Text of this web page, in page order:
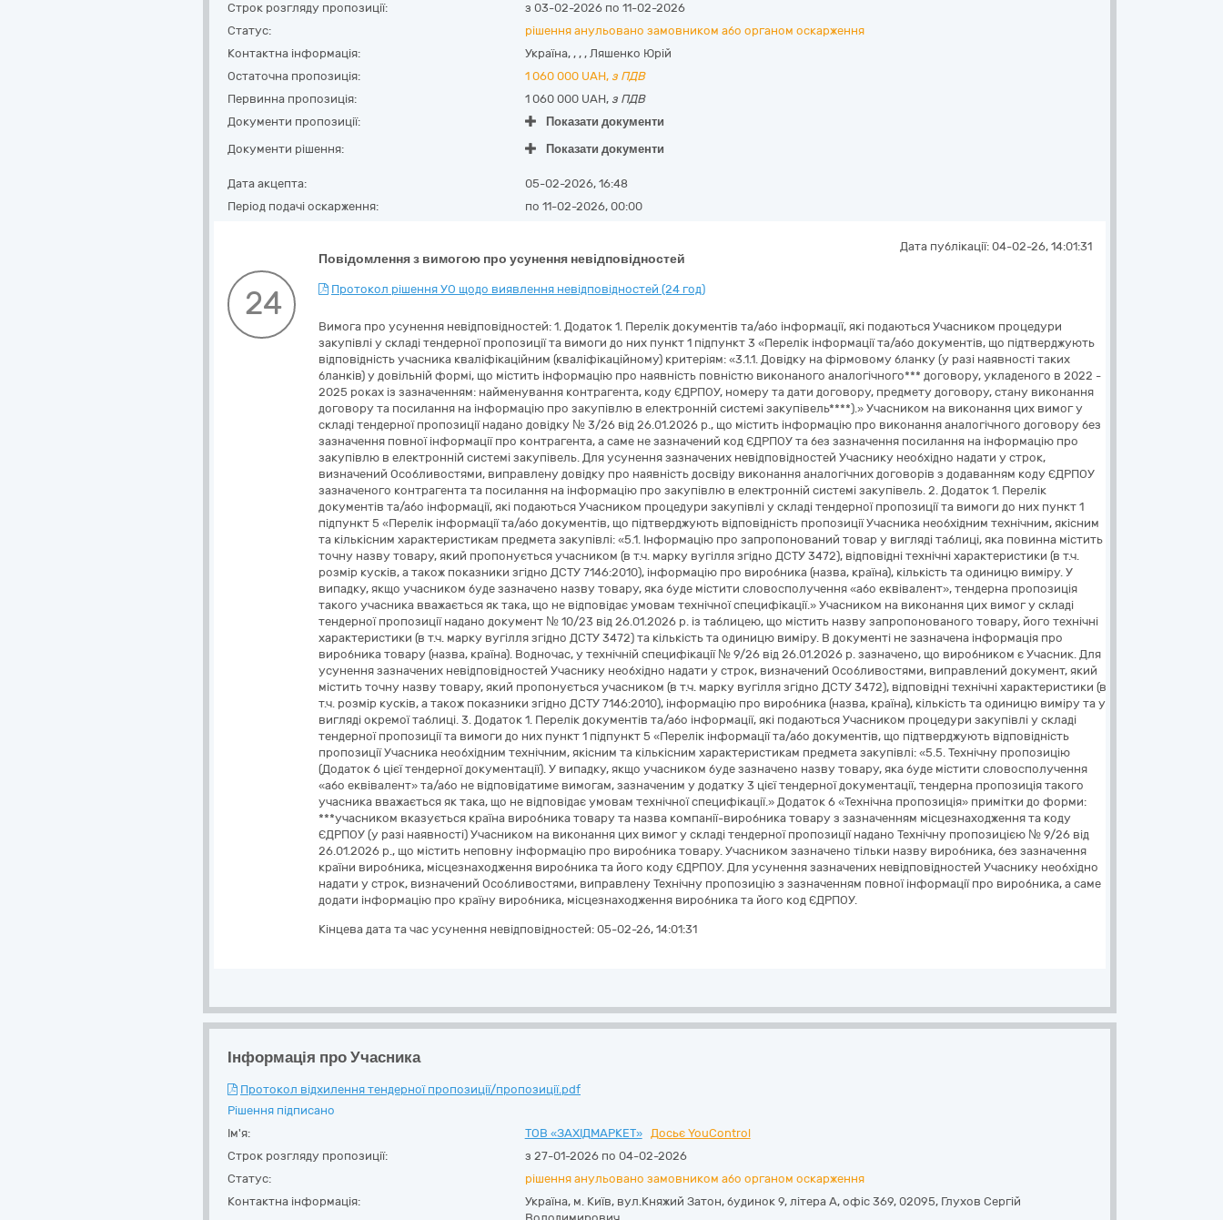
Строк розгляду пропозиції:
з 03-02-2026 по 11-02-2026
Статус:
рішення анульовано замовником або органом оскарження
Контактна інформація:
Україна, , , , Ляшенко Юрій
Остаточна пропозиція:
1 060 000 UAH, з ПДВ
Первинна пропозиція:
1 060 000 UAH, з ПДВ
Документи пропозиції:
Показати документи
Документи рішення:
Показати документи
Дата акцепта:
05-02-2026, 16:48
Період подачі оскарження:
по 11-02-2026, 00:00
Повідомлення з вимогою про усунення невідповідностей
Дата публікації: 04-02-26, 14:01:31
24 Протокол рішення УО щодо виявлення невідповідностей (24 год)
Вимога про усунення невідповідностей: 1. Додаток 1. Перелік документів та/або інформації, які подаються Учасником процедури
закупівлі у складі тендерної пропозиції та вимоги до них пункт 1 підпункт 3 «Перелік інформації та/або документів, що підтверджують
відповідність учасника кваліфікаційним (кваліфікаційному) критеріям: «3.1.1. Довідку на фірмовому бланку (у разі наявності таких
бланків) у довільній формі, що містить інформацію про наявність повністю виконаного аналогічного*** договору, укладеного в 2022 -
2025 роках із зазначенням: найменування контрагента, коду ЄДРПОУ, номеру та дати договору, предмету договору, стану виконання
договору та посилання на інформацію про закупівлю в електронній системі закупівель****).» Учасником на виконання цих вимог у
складі тендерної пропозиції надано довідку № 3/26 від 26.01.2026 р., що містить інформацію про виконання аналогічного договору без
зазначення повної інформації про контрагента, а саме не зазначений код ЄДРПОУ та без зазначення посилання на інформацію про
закупівлю в електронній системі закупівель. Для усунення зазначених невідповідностей Учаснику необхідно надати у строк,
визначений Особливостями, виправлену довідку про наявність досвіду виконання аналогічних договорів з додаванням коду ЄДРПОУ
зазначеного контрагента та посилання на інформацію про закупівлю в електронній системі закупівель. 2. Додаток 1. Перелік
документів та/або інформації, які подаються Учасником процедури закупівлі у складі тендерної пропозиції та вимоги до них пункт 1
підпункт 5 «Перелік інформації та/або документів, що підтверджують відповідність пропозиції Учасника необхідним технічним, якісним
та кількісним характеристикам предмета закупівлі: «5.1. Інформацію про запропонований товар у вигляді таблиці, яка повинна містить
точну назву товару, який пропонується учасником (в т.ч. марку вугілля згідно ДСТУ 3472), відповідні технічні характеристики (в т.ч.
розмір кусків, а також показники згідно ДСТУ 7146:2010), інформацію про виробника (назва, країна), кількість та одиницю виміру. У
випадку, якщо учасником буде зазначено назву товару, яка буде містити словосполучення «або еквівалент», тендерна пропозиція
такого учасника вважається як така, що не відповідає умовам технічної специфікації.» Учасником на виконання цих вимог у складі
тендерної пропозиції надано документ № 10/23 від 26.01.2026 р. із таблицею, що містить назву запропонованого товару, його технічні
характеристики (в т.ч. марку вугілля згідно ДСТУ 3472) та кількість та одиницю виміру. В документі не зазначена інформація про
виробника товару (назва, країна). Водночас, у технічній специфікації № 9/26 від 26.01.2026 р. зазначено, що виробником є Учасник. Для
усунення зазначених невідповідностей Учаснику необхідно надати у строк, визначений Особливостями, виправлений документ, який
містить точну назву товару, який пропонується учасником (в т.ч. марку вугілля згідно ДСТУ 3472), відповідні технічні характеристики (в
т.ч. розмір кусків, а також показники згідно ДСТУ 7146:2010), інформацію про виробника (назва, країна), кількість та одиницю виміру та у
вигляді окремої таблиці. 3. Додаток 1. Перелік документів та/або інформації, які подаються Учасником процедури закупівлі у складі
тендерної пропозиції та вимоги до них пункт 1 підпункт 5 «Перелік інформації та/або документів, що підтверджують відповідність
пропозиції Учасника необхідним технічним, якісним та кількісним характеристикам предмета закупівлі: «5.5. Технічну пропозицію
(Додаток 6 цієї тендерної документації). У випадку, якщо учасником буде зазначено назву товару, яка буде містити словосполучення
«або еквівалент» та/або не відповідатиме вимогам, зазначеним у додатку 3 цієї тендерної документації, тендерна пропозиція такого
учасника вважається як така, що не відповідає умовам технічної специфікації.» Додаток 6 «Технічна пропозиція» примітки до форми:
***учасником вказується країна виробника товару та назва компанії-виробника товару з зазначенням місцезнаходження та коду
ЄДРПОУ (у разі наявності) Учасником на виконання цих вимог у складі тендерної пропозиції надано Технічну пропозицією № 9/26 від
26.01.2026 р., що містить неповну інформацію про виробника товару. Учасником зазначено тільки назву виробника, без зазначення
країни виробника, місцезнаходження виробника та його коду ЄДРПОУ. Для усунення зазначених невідповідностей Учаснику необхідно
надати у строк, визначений Особливостями, виправлену Технічну пропозицію з зазначенням повної інформації про виробника, а саме
додати інформацію про країну виробника, місцезнаходження виробника та його код ЄДРПОУ.
Кінцева дата та час усунення невідповідностей: 05-02-26, 14:01:31
Інформація про Учасника
Протокол відхилення тендерної пропозиції/пропозиції.pdf
Рішення підписано
Ім'я:
ТОВ «ЗАХІДМАРКЕТ»
Досьє YouControl
Строк розгляду пропозиції:
з 27-01-2026 по 04-02-2026
Статус:
рішення анульовано замовником або органом оскарження
Контактна інформація:
Україна, м. Київ, вул.Княжий Затон, будинок 9, літера А, офіс 369, 02095, Глухов Сергій